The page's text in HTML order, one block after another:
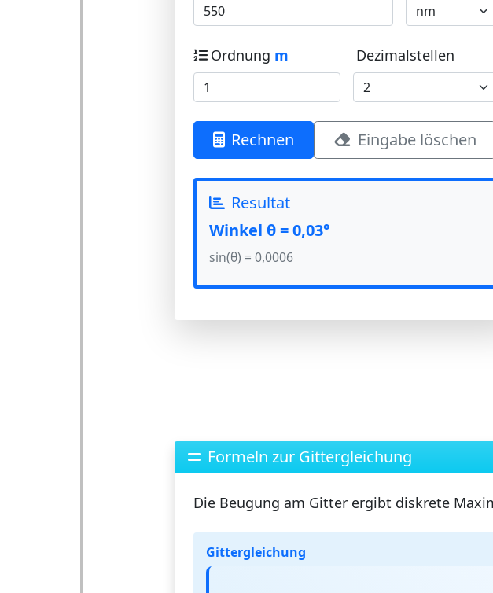
Ordnung m Dezimalstellen
Rechnen Eingabe löschen
Resultat
Winkel θ = 0,03°
sin(θ) = 0,0006
Formeln zur Gittergleichung
Die Beugung am Gitter ergibt diskrete
Gittergleichung